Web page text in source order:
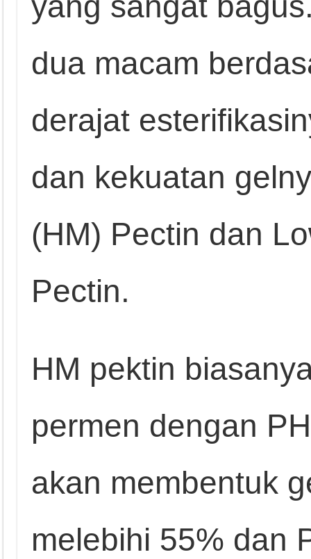
dua macam
derajat
dan kekuatan
(HM) Pectin dan
Pectin.
HM pektin
permen dengan
akan membentuk
melebihi 55% dan